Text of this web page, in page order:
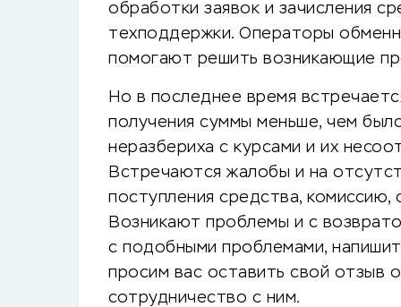
обработки заявок и зачисления
техподдержки. Операторы
помогают решить возникающие
Но в последнее время
получения суммы меньше, чем
неразбериха с курсами и их
Встречаются жалобы и на
поступления средства,
Возникают проблемы и с
с подобными проблемами,
просим вас оставить свой отзыв
сотрудничество с ним.